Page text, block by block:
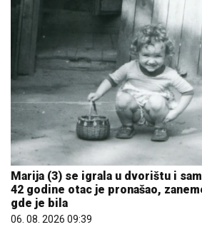
Marija (3) se igrala u dvorištu i
42 godine otac je pronašao,
gde je bila
06. 08. 2026 09:39